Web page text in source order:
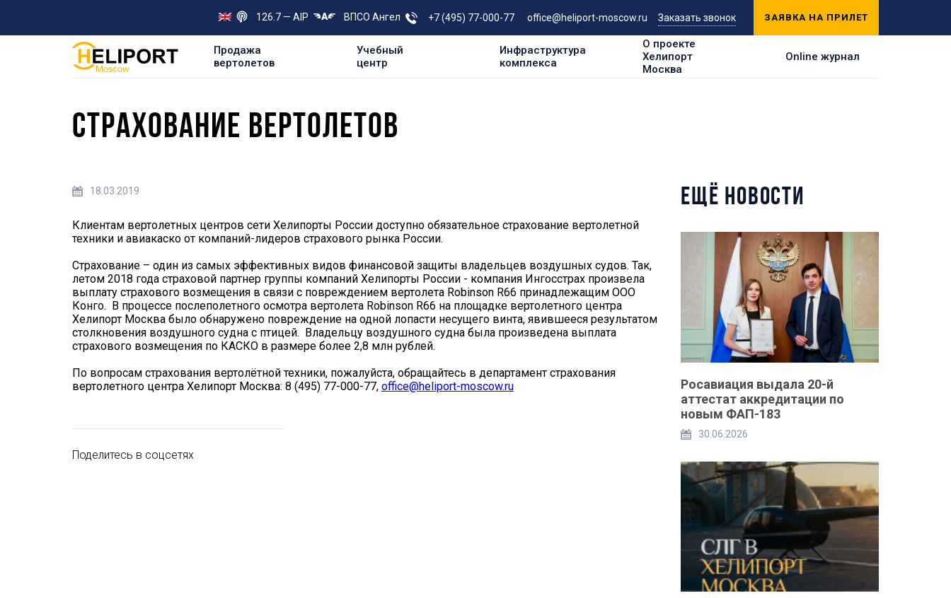
126.7 — AIP ВПСО Ангел +7 (495) 77-000-77 office@heliport-moscow.ru Заказать звонок ЗАЯВКА НА ПРИЛЕТ
Продажа
вертолетов
Учебный
центр
Инфраструктура
комплекса
О проекте
Хелипорт
Москва
Online журнал
СТРАХОВАНИЕ ВЕРТОЛЕТОВ
18.03.2019
Клиентам вертолетных центров сети Хелипорты России доступно обязательное страхование вертолетной
техники и авиакаско от компаний-лидеров страхового рынка России.
Страхование – один из самых эффективных видов финансовой защиты владельцев воздушных судов. Так,
летом 2018 года страховой партнер группы компаний Хелипорты России - компания Ингосстрах произвела
выплату страхового возмещения в связи с повреждением вертолета Robinson R66 принадлежащим ООО
Конго. В процессе послеполетного осмотра вертолета Robinson R66 на площадке вертолетного центра
Хелипорт Москва было обнаружено повреждение на одной лопасти несущего винта, явившееся результатом
столкновения воздушного судна с птицей. Владельцу воздушного судна была произведена выплата
страхового возмещения по КАСКО в размере более 2,8 млн рублей.
По вопросам страхования вертолётной техники, пожалуйста, обращайтесь в департамент страхования
вертолетного центра Хелипорт Москва: 8 (495) 77-000-77, office@heliport-moscow.ru
Поделитесь в соцсетях
ЕЩЁ НОВОСТИ
Росавиация выдала 20-й
аттестат аккредитации по
новым ФАП-183
30.06.2026